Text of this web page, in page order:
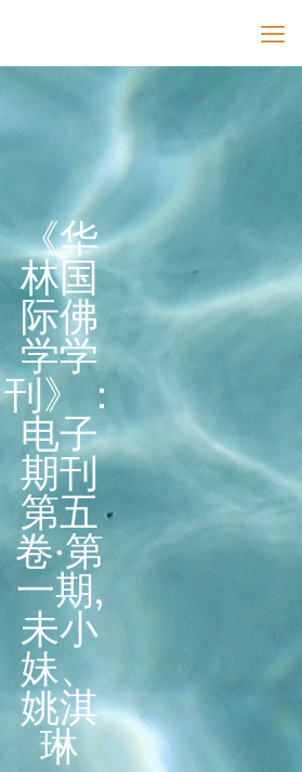
《华
林国
际佛
学学
刊》：
电子
期刊
第五
卷‧第
一期,
未小
妹、
姚淇
琳